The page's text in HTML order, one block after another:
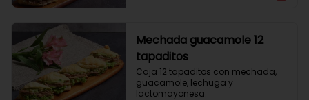
Mechada guacamole 12
tapaditos
Caja 12 tapaditos con mechada,
guacamole, lechuga y
lactomayonesa.